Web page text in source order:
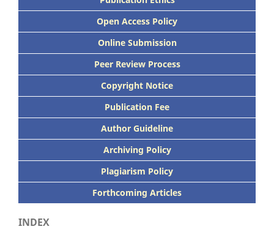
Open Access Policy
Online Submission
Peer Review Process
Copyright Notice
Publication Fee
Author Guideline
Archiving Policy
Plagiarism Policy
Forthcoming Articles
INDEX